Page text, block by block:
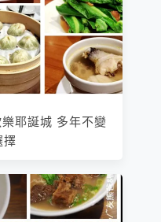
耶誕城 多年不變
擇